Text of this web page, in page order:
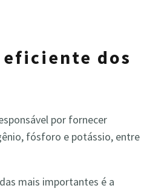
eficiente dos
por fornecer
fósforo e potássio, entre
mais importantes é a